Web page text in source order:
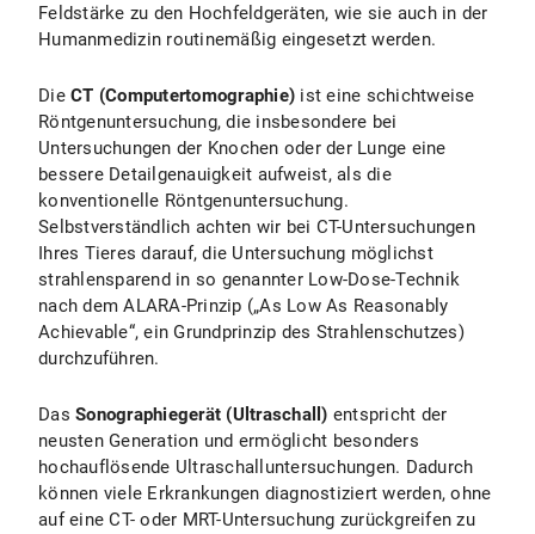
Feldstärke zu den Hochfeldgeräten, wie sie auch in der
Humanmedizin routinemäßig eingesetzt werden.
Die CT (Computertomographie) ist eine schichtweise
Röntgenuntersuchung, die insbesondere bei
Untersuchungen der Knochen oder der Lunge eine
bessere Detailgenauigkeit aufweist, als die
konventionelle Röntgenuntersuchung.
Selbstverständlich achten wir bei CT-Untersuchungen
Ihres Tieres darauf, die Untersuchung möglichst
strahlensparend in so genannter Low-Dose-Technik
nach dem ALARA-Prinzip („As Low As Reasonably
Achievable“, ein Grundprinzip des Strahlenschutzes)
durchzuführen.
Das Sonographiegerät (Ultraschall) entspricht der
neusten Generation und ermöglicht besonders
hochauflösende Ultraschalluntersuchungen. Dadurch
können viele Erkrankungen diagnostiziert werden, ohne
auf eine CT- oder MRT-Untersuchung zurückgreifen zu